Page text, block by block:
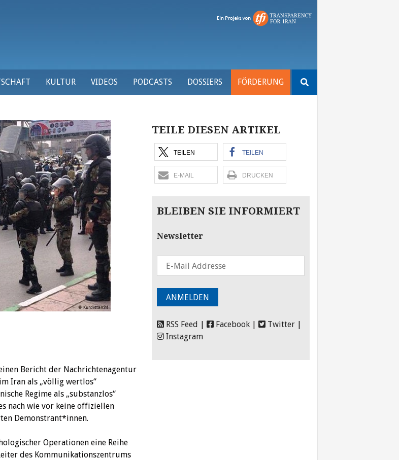
KULTUR VIDEOS PODCASTS DOSSIERS FÖRDERUNG
nach:
Bericht der Nachrichtenagentur
Iran als „völlig wertlos“
Regime als „substanzlos“
nach wie vor keine offiziellen
Demonstrant*innen.
Operationen eine Reihe
des Kommunikationszentrums
TEILE DIESEN ARTIKEL
TEILEN TEILEN
E-MAIL DRUCKEN
BLEIBEN SIE INFORMIERT
Newsletter
RSS Feed Facebook Twitter
Instagram